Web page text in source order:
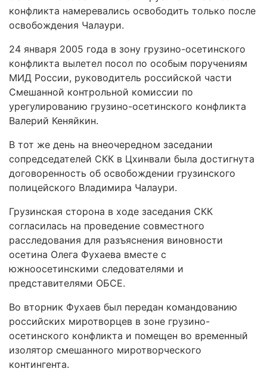
конфликта намеревались освободить только после
освобождения Чалаури.
24 января 2005 года в зону грузино-осетинского
конфликта вылетел посол по особым поручениям
МИД России, руководитель российской части
Смешанной контрольной комиссии по
урегулированию грузино-осетинского конфликта
Валерий Кеняйкин.
В тот же день на внеочередном заседании
сопредседателей СКК в Цхинвали была достигнута
договоренность об освобождении грузинского
полицейского Владимира Чалаури.
Грузинская сторона в ходе заседания СКК
согласилась на проведение совместного
расследования для разъяснения виновности
осетина Олега Фухаева вместе с
южноосетинскими следователями и
представителями ОБСЕ.
Во вторник Фухаев был передан командованию
российских миротворцев в зоне грузино-
осетинского конфликта и помещен во временный
изолятор смешанного миротворческого
контингента.